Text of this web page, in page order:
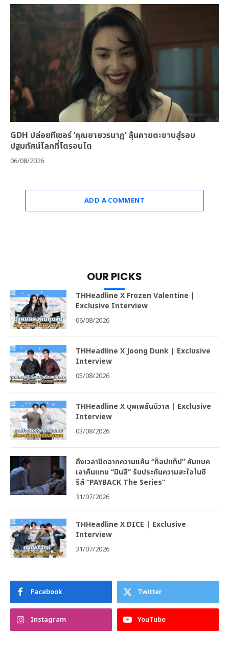
GDH ปล่อยทีเซอร์ ‘คุณยายวรนาฏ’ ลุ้นคายตะขาบสู่รอบ
ปฐมทัศน์โลกที่โตรอนโต
06/08/2026
ADD A COMMENT
OUR PICKS
THHeadline X Frozen Valentine |
Exclusive Interview
06/08/2026
THHeadline X Joong Dunk | Exclusive
Interview
05/08/2026
THHeadline X บุพเพสันนิวาส | Exclusive
Interview
03/08/2026
ถึงเวลาปิดฉากความแค้น “ท็อปแท็ป” คัมแบค
เอาคืนแทน “มินลี” รับประกันความสะใจในซี
รีส์ “PAYBACK The Series”
31/07/2026
THHeadline X DICE | Exclusive
Interview
31/07/2026
Facebook Twitter
Instagram YouTube